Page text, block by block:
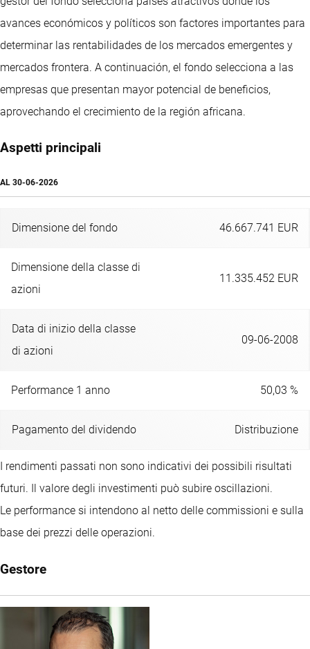
avances económicos y políticos son factores importantes para
determinar las rentabilidades de los mercados emergentes y
mercados frontera. A continuación, el fondo selecciona a las
empresas que presentan mayor potencial de beneficios,
aprovechando el crecimiento de la región africana.
Aspetti principali
AL 30-06-2026
Dimensione del fondo 46.667.741 EUR
Dimensione della classe di
azioni
11.335.452 EUR
Data di inizio della classe
di azioni
09-06-2008
Performance 1 anno 50,03 %
Pagamento del dividendo Distribuzione
I rendimenti passati non sono indicativi dei possibili risultati
futuri. Il valore degli investimenti può subire oscillazioni.
Le performance si intendono al netto delle commissioni e sulla
base dei prezzi delle operazioni.
Gestore